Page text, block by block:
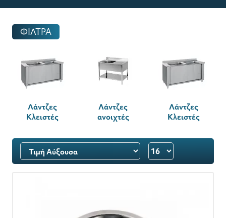
ΦΙΛΤΡΑ
Λάντζες
Κλειστές
Λάντζες
ανοιχτές
Λάντζες
Κλειστές